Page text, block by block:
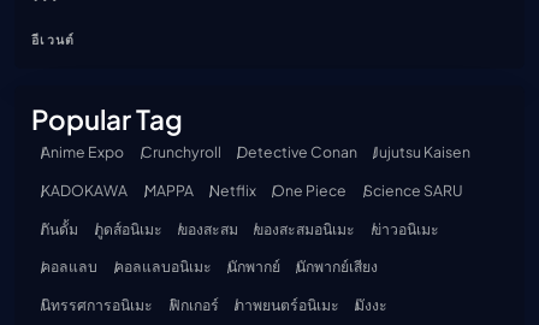
อีเวนต์
Popular Tag
Anime Expo Crunchyroll Detective Conan
Jujutsu Kaisen
KADOKAWA
MAPPA Netflix One Piece
Science SARU
กันดั้ม
กูดส์อนิเมะ ของสะสม ของสะสมอนิเมะ
ข่าวอนิเมะ
คอลแลบ
คอลแลบอนิเมะ นักพากย์
นักพากย์เสียง
นิทรรศการอนิเมะ
ฟิกเกอร์ ภาพยนตร์อนิเมะ
มังงะ